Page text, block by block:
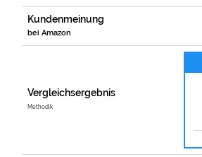
Kundenmeinung
bei Amazon
Vergleichsergebnis
Methodik